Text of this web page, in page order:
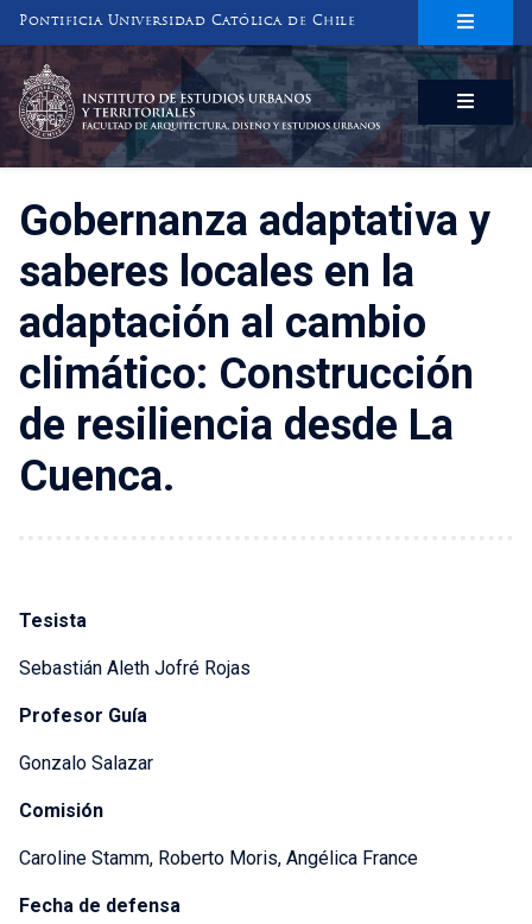
Pontificia Universidad Católica de Chile
INSTITUTO DE ESTUDIOS URBANOS
Y TERRITORIALES
FACULTAD DE ARQUITECTURA, DISEÑO Y ESTUDIOS URBANOS
Gobernanza adaptativa y
saberes locales en la
adaptación al cambio
climático: Construcción
de resiliencia desde La
Cuenca.
Tesista
Sebastián Aleth Jofré Rojas
Profesor Guía
Gonzalo Salazar
Comisión
Caroline Stamm, Roberto Moris, Angélica France
Fecha de defensa